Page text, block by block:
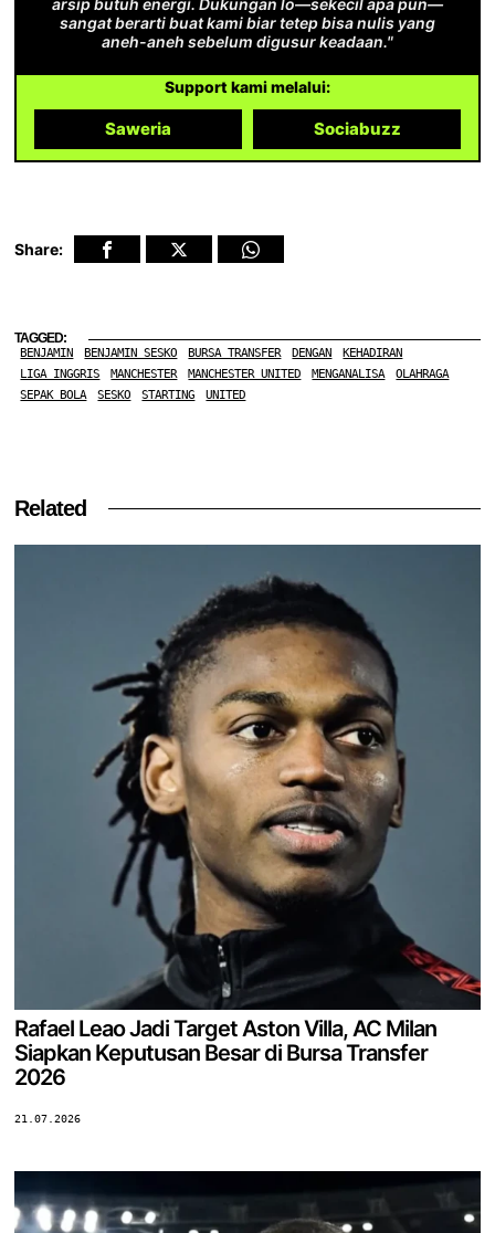
arsip butuh energi. Dukungan lo—sekecil apa pun—
sangat berarti buat kami biar tetep bisa nulis yang
aneh-aneh sebelum digusur keadaan."
Support kami melalui:
Saweria Sociabuzz
Share:
TAGGED:
BENJAMIN BENJAMIN SESKO BURSA TRANSFER DENGAN
KEHADIRAN
LIGA INGGRIS
MANCHESTER MANCHESTER UNITED MENGANALISA
OLAHRAGA
SEPAK BOLA
SESKO STARTING UNITED
Related
Rafael Leao Jadi Target Aston Villa, AC Milan
Siapkan Keputusan Besar di Bursa Transfer
2026
21.07.2026